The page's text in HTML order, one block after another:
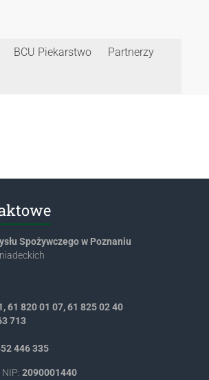
BCU Piekarstwo Partnerzy
Spożywczego w Poznaniu
61 820 01 07, 61 825 02 40
713
446 335
, NIP:2090001440